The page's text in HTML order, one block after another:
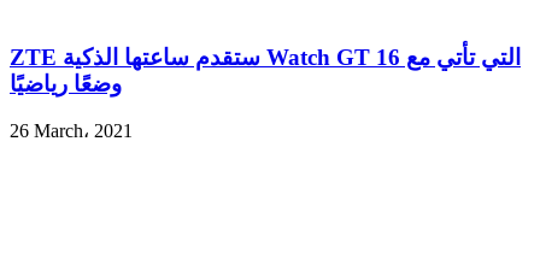
ZTE ستقدم ساعتها الذكية Watch GT التي تأتي مع 16
وضعًا رياضيًا
26 March، 2021